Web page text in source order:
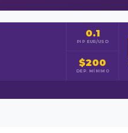
0.1
PIP EUR/USD
$200
DEP. MÍNIMO